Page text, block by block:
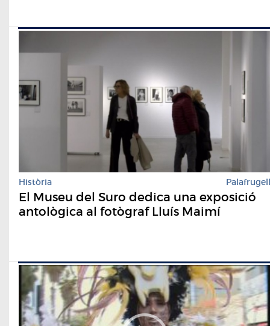
Història Palafrugell
El Museu del Suro dedica una exposició
antològica al fotògraf Lluís Maimí